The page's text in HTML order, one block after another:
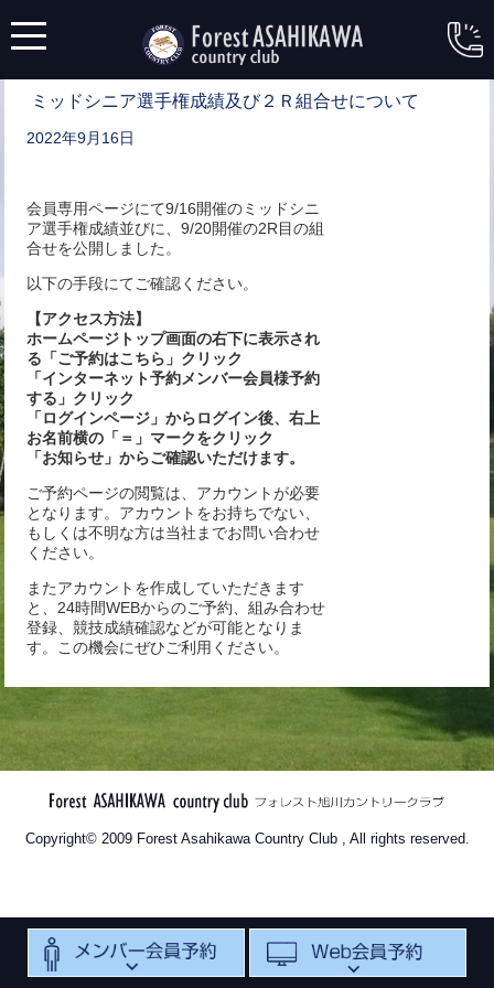
ミッドシニア選手権成績及び２Ｒ組合せについて
2022年9月16日
会員専用ページにて9/16開催のミッドシニ
ア選手権成績並びに、9/20開催の2R目の組
合せを公開しました。
以下の手段にてご確認ください。
【アクセス方法】
ホームページトップ画面の右下に表示され
る「ご予約はこちら」クリック
「インターネット予約メンバー会員様予約
する」クリック
「ログインページ」からログイン後、右上
お名前横の「＝」マークをクリック
「お知らせ」からご確認いただけます。
ご予約ページの閲覧は、アカウントが必要
となります。アカウントをお持ちでない、
もしくは不明な方は当社までお問い合わせ
ください。
またアカウントを作成していただきます
と、24時間WEBからのご予約、組み合わせ
登録、競技成績確認などが可能となりま
す。この機会にぜひご利用ください。
Copyright© 2009 Forest Asahikawa Country Club , All rights reserved.